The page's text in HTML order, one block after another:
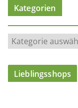
Kategorien
t
Lieblingsshops